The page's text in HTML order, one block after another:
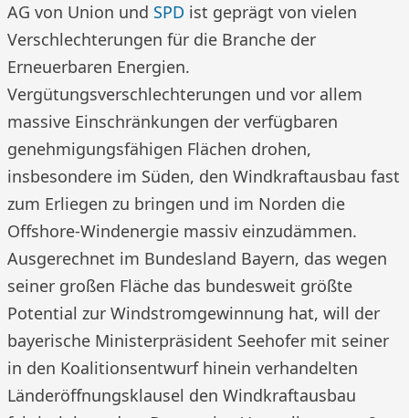
AG von Union und SPD ist geprägt von vielen
Verschlechterungen für die Branche der
Erneuerbaren Energien.
Vergütungsverschlechterungen und vor allem
massive Einschränkungen der verfügbaren
genehmigungsfähigen Flächen drohen,
insbesondere im Süden, den Windkraftausbau fast
zum Erliegen zu bringen und im Norden die
Offshore-Windenergie massiv einzudämmen.
Ausgerechnet im Bundesland Bayern, das wegen
seiner großen Fläche das bundesweit größte
Potential zur Windstromgewinnung hat, will der
bayerische Ministerpräsident Seehofer mit seiner
in den Koalitionsentwurf hinein verhandelten
Länderöffnungsklausel den Windkraftausbau